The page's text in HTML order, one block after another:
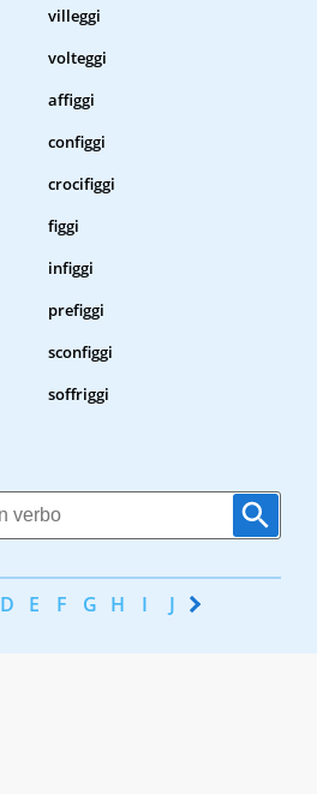
villeggi
volteggi
affiggi
configgi
crocifiggi
figgi
infiggi
prefiggi
sconfiggi
soffriggi
D E F G H I J K